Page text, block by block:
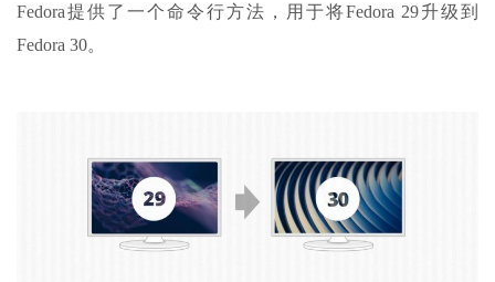
Fedora提供了一个命令行方法，用于将Fedora 29升级到
Fedora 30。